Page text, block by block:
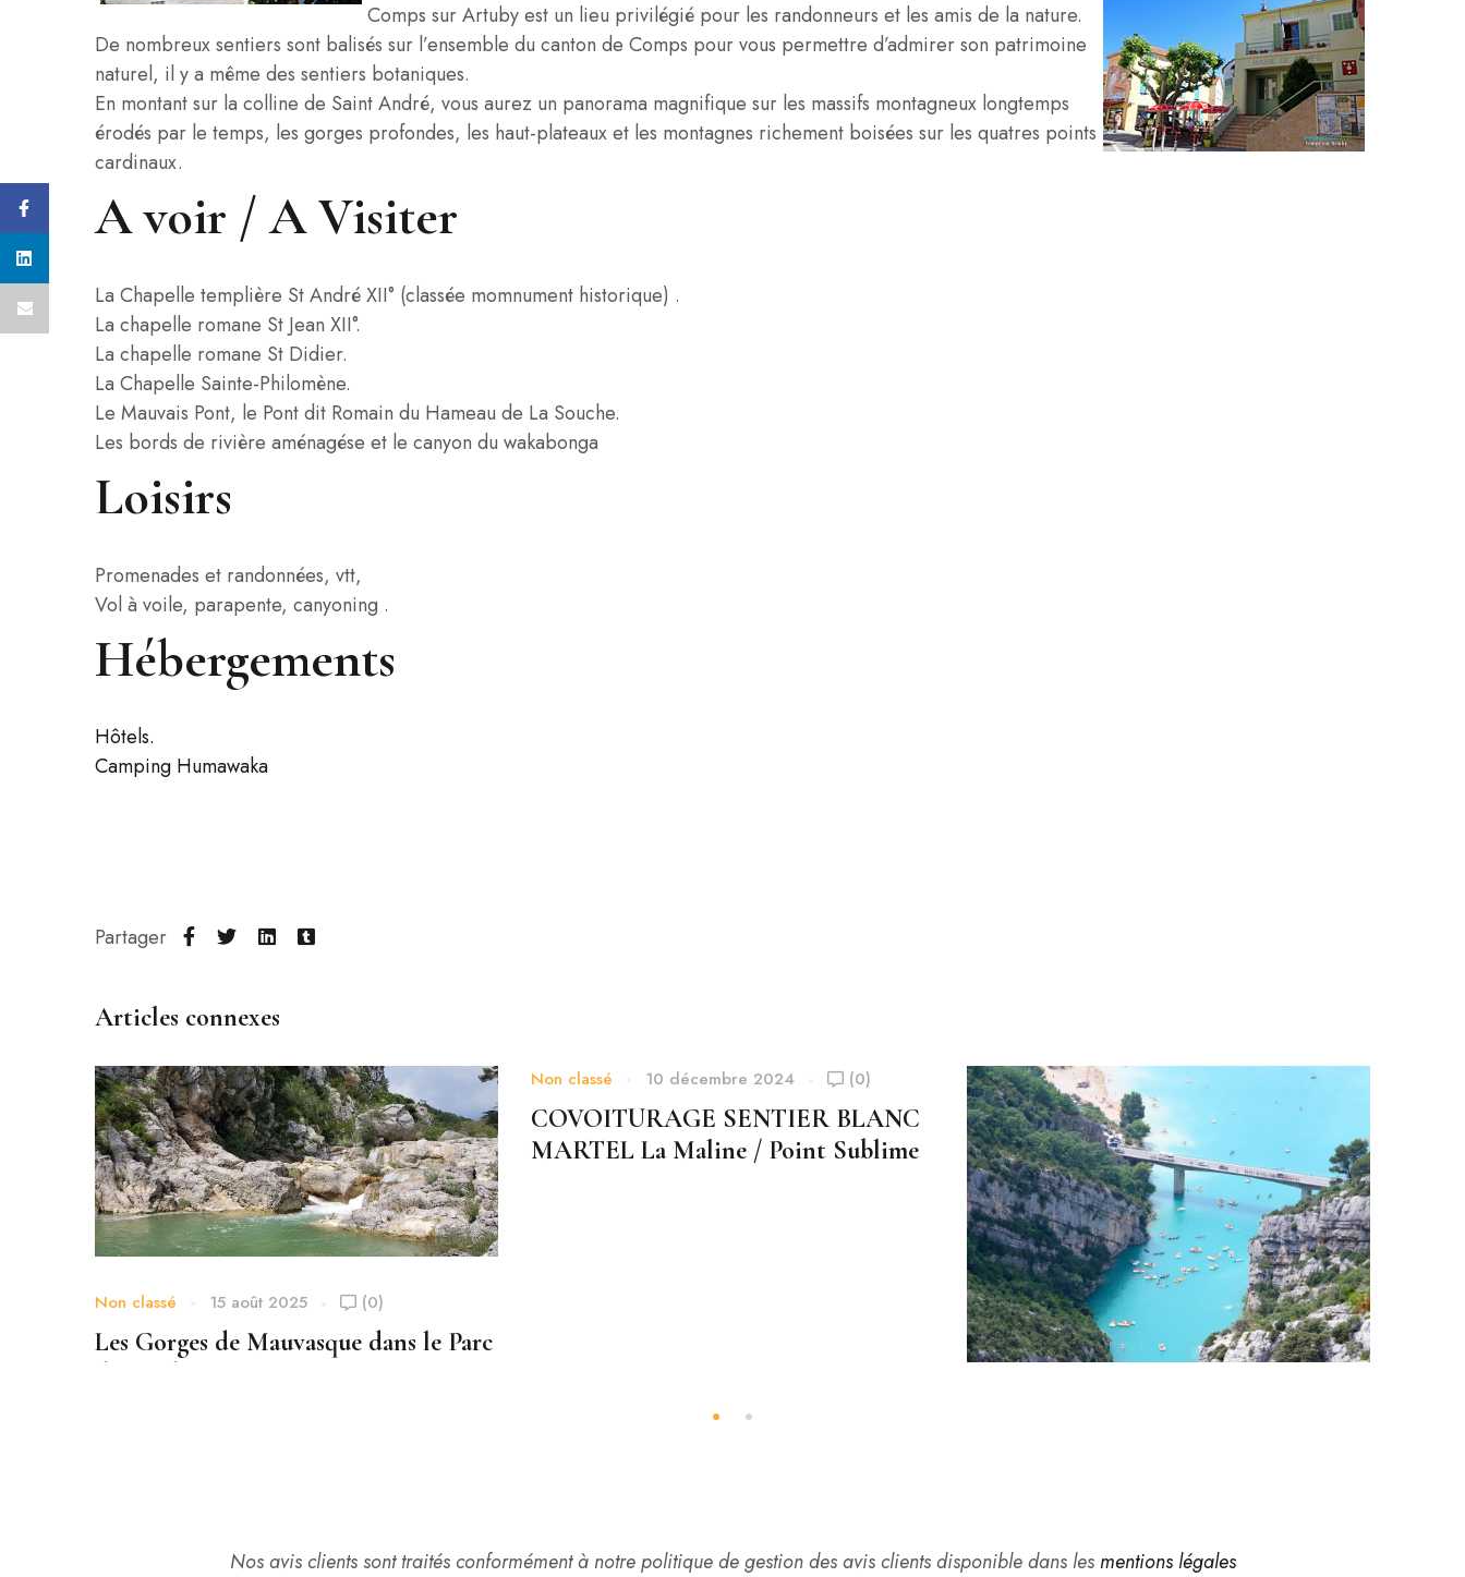
Comps sur Artuby est un lieu privilégié pour les randonneurs et les amis de la nature.
De nombreux sentiers sont balisés sur l’ensemble du canton de Comps pour vous permettre d’admirer son patrimoine
naturel, il y a même des sentiers botaniques.
En montant sur la colline de Saint André, vous aurez un panorama magnifique sur les massifs montagneux longtemps
érodés par le temps, les gorges profondes, les haut-plateaux et les montagnes richement boisées sur les quatres points
cardinaux.
A voir / A Visiter
La Chapelle templière St André XII° (classée momnument historique) .
La chapelle romane St Jean XII°.
La chapelle romane St Didier.
La Chapelle Sainte-Philomène.
Le Mauvais Pont, le Pont dit Romain du Hameau de La Souche.
Les bords de rivière aménagése et le canyon du wakabonga
Loisirs
Promenades et randonnées, vtt,
Vol à voile, parapente, canyoning .
Hébergements
Hôtels.
Camping Humawaka
Partager
Articles connexes
Non classé 15 août 2025 (0)
Les Gorges de Mauvasque dans le Parc
Non classé 10 décembre 2024 (0)
COVOITURAGE SENTIER BLANC
MARTEL La Maline / Point Sublime
Nos avis clients sont traités conformément à notre politique de gestion des avis clients disponible dans lesmentions légales